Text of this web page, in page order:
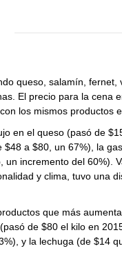
queso, salamín,
El precio para la cena
los mismos productos
en el queso (pasó de
a $80, un 67%), la
incremento del 60%).
y clima, tuvo una
que más
de $80 el kilo en
y la lechuga (de $14